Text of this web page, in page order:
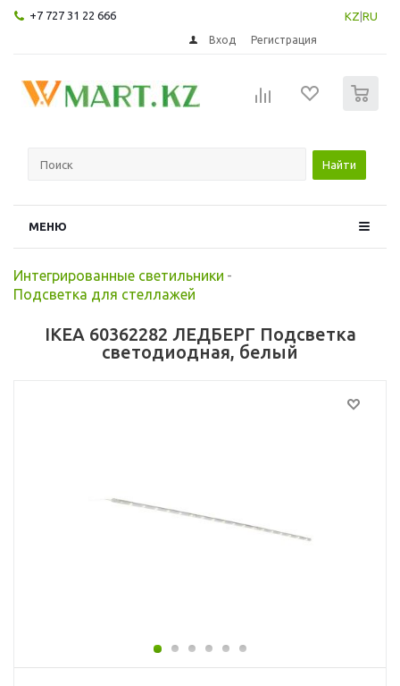
+7 727 31 22 666 KZ RU
Вход Регистрация
Найти
МЕНЮ
Интегрированные светильники -
Подсветка для стеллажей
IKEA 60362282 ЛЕДБЕРГ Подсветка
светодиодная, белый